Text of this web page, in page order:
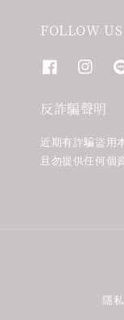
FOLLOW US
反詐騙聲明
近期有詐騙盜用
且勿提供任何個
隱